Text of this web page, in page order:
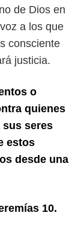
de Dios en
a los que
consciente
justicia.
o
quienes
sus seres
estos
desde una
10.